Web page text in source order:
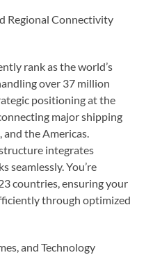
Regional Connectivity
rank as the world’s
over 37 million
positioning at the
major shipping
the Americas.
integrates
seamlessly. You’re
countries, ensuring your
through optimized
and Technology